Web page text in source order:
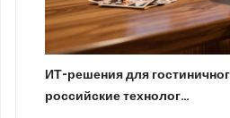
ИТ-решения для
российские технолог…